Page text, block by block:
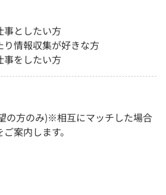
事としたい方
り情報収集が好きな方
事をしたい方
の方のみ)※相互にマッチした場合
案内します。